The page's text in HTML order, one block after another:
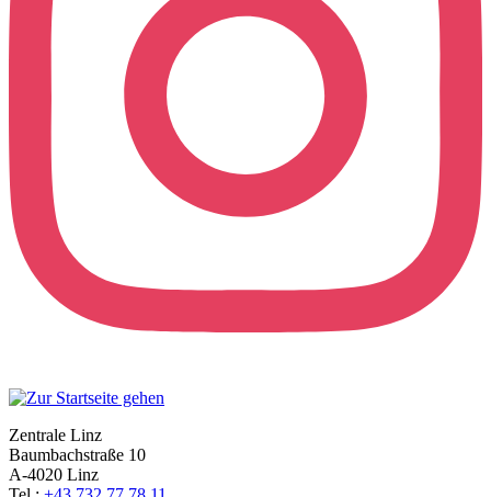
Zentrale Linz
Baumbachstraße 10
A-4020 Linz